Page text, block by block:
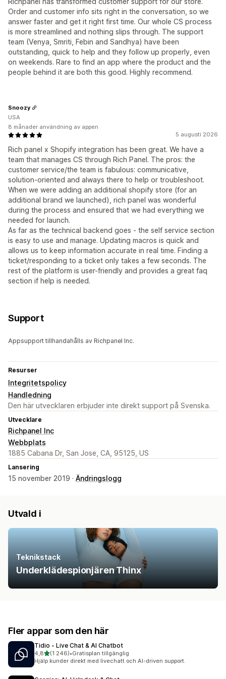
Order and customer info sits right in the conversation, so we
answer faster and get it right first time. Our whole CS process
is more streamlined and nothing slips through. The support
team (Venya, Smriti, Febin and Sandhya) have been
outstanding, quick to help and they follow up properly, even
on weekends. Rare to find an app where the product and the
people behind it are both this good. Highly recommend.
5 augusti 2026
Rich panel x Shopify integration has been great. We have a
team that manages CS through Rich Panel. The pros: the
customer service/the team is fabulous: communicative,
solution-oriented and always there to help or troubleshoot.
When we were adding an additional shopify store (for an
additional brand we launched), rich panel was wonderful
during the process and ensured that we had everything we
needed for launch.
As far as the technical backend goes - the self service section
is easy to use and manage. Updating macros is quick and
allows us to keep information accurate in real time. Finding a
ticket/responding to a ticket only takes a few seconds. The
rest of the platform is user-friendly and provides a great faq
section if help is needed.
Snoozy
USA
8 månader användning av appen
Support
Appsupport tillhandahålls av Richpanel Inc.
Resurser
Integritetspolicy
Handledning
Den här utvecklaren erbjuder inte direkt support på Svenska.
Utvecklare
Richpanel Inc
Webbplats
1885 Cabana Dr, San Jose, CA, 95125, US
Lansering
15 november 2019 · Ändringslogg
Utvald i
Teknikstack
Underklädespionjären Thinx
Fler appar som den här
Tidio ‑ Live Chat & AI Chatbot
4,8av 5 stjärnor
(1 246)
1246 recensioner totalt
•Gratisplan tillgänglig
Hjälp kunder direkt med livechatt och AI-driven support.